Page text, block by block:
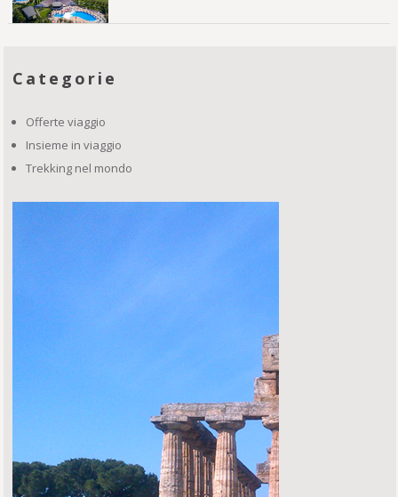
Categorie
Offerte viaggio
Insieme in viaggio
Trekking nel mondo